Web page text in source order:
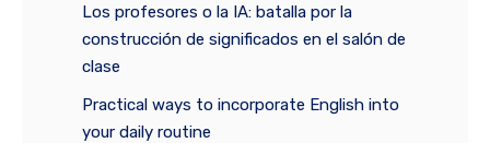
Los profesores o la IA: batalla por la
construcción de significados en el salón de
clase
Practical ways to incorporate English into
your daily routine